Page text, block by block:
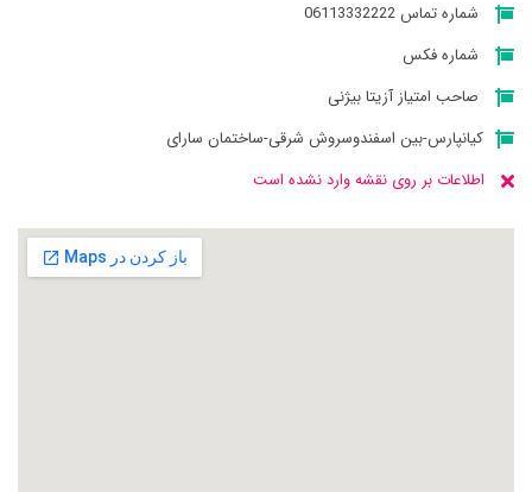
شماره تماس 06113332222
شماره فکس
صاحب امتیاز آزیتا بیژنی
کیانپارس-بین اسفندوسروش شرقی-ساختمان سارای
اطلاعات بر روی نقشه وارد نشده است